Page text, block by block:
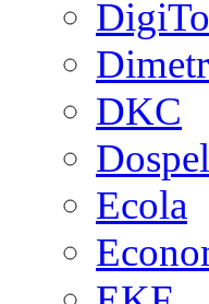
DKC
Dospel
Ecola